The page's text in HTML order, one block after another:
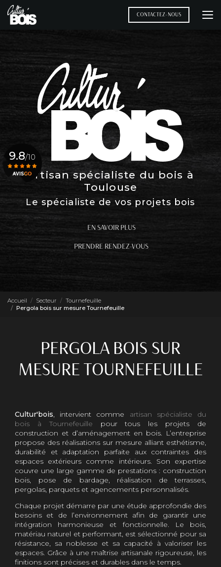
Aller
au
contenu
CONTACTEZ-NOUS
Artisan spécialiste du bois à
Toulouse
Le spécialiste de vos projets bois
EN SAVOIR PLUS
PRENDRE RENDEZ-VOUS
9.8/10
Accueil Secteur
Tournefeuille
Pergola bois sur mesure Tournefeuille
PERGOLA BOIS SUR
MESURE TOURNEFEUILLE
Cultur'bois, intervient comme artisan spécialiste du
bois à Tournefeuille pour tous les projets de
construction et d’aménagement en bois. L’entreprise
propose des réalisations sur mesure alliant esthétisme,
durabilité et adaptation parfaite aux contraintes des
espaces extérieurs comme intérieurs. Son expertise
couvre une large gamme de prestations : construction
bois, pose de bardage, réalisation de terrasses,
pergolas, parquets et agencements personnalisés.
Chaque projet démarre par une étude approfondie des
besoins et de l’environnement afin de garantir une
intégration harmonieuse et fonctionnelle. Le bois,
matériau naturel et performant, est sélectionné pour sa
résistance, sa noblesse et sa capacité à valoriser les
espaces. Grâce à une maîtrise artisanale rigoureuse, les
finitions sont précises et durables dans le temps.